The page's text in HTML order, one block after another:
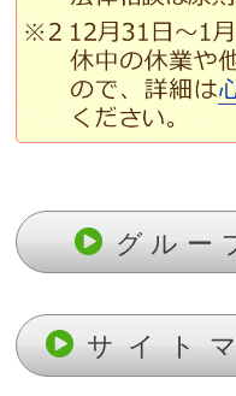
グルー
サイト